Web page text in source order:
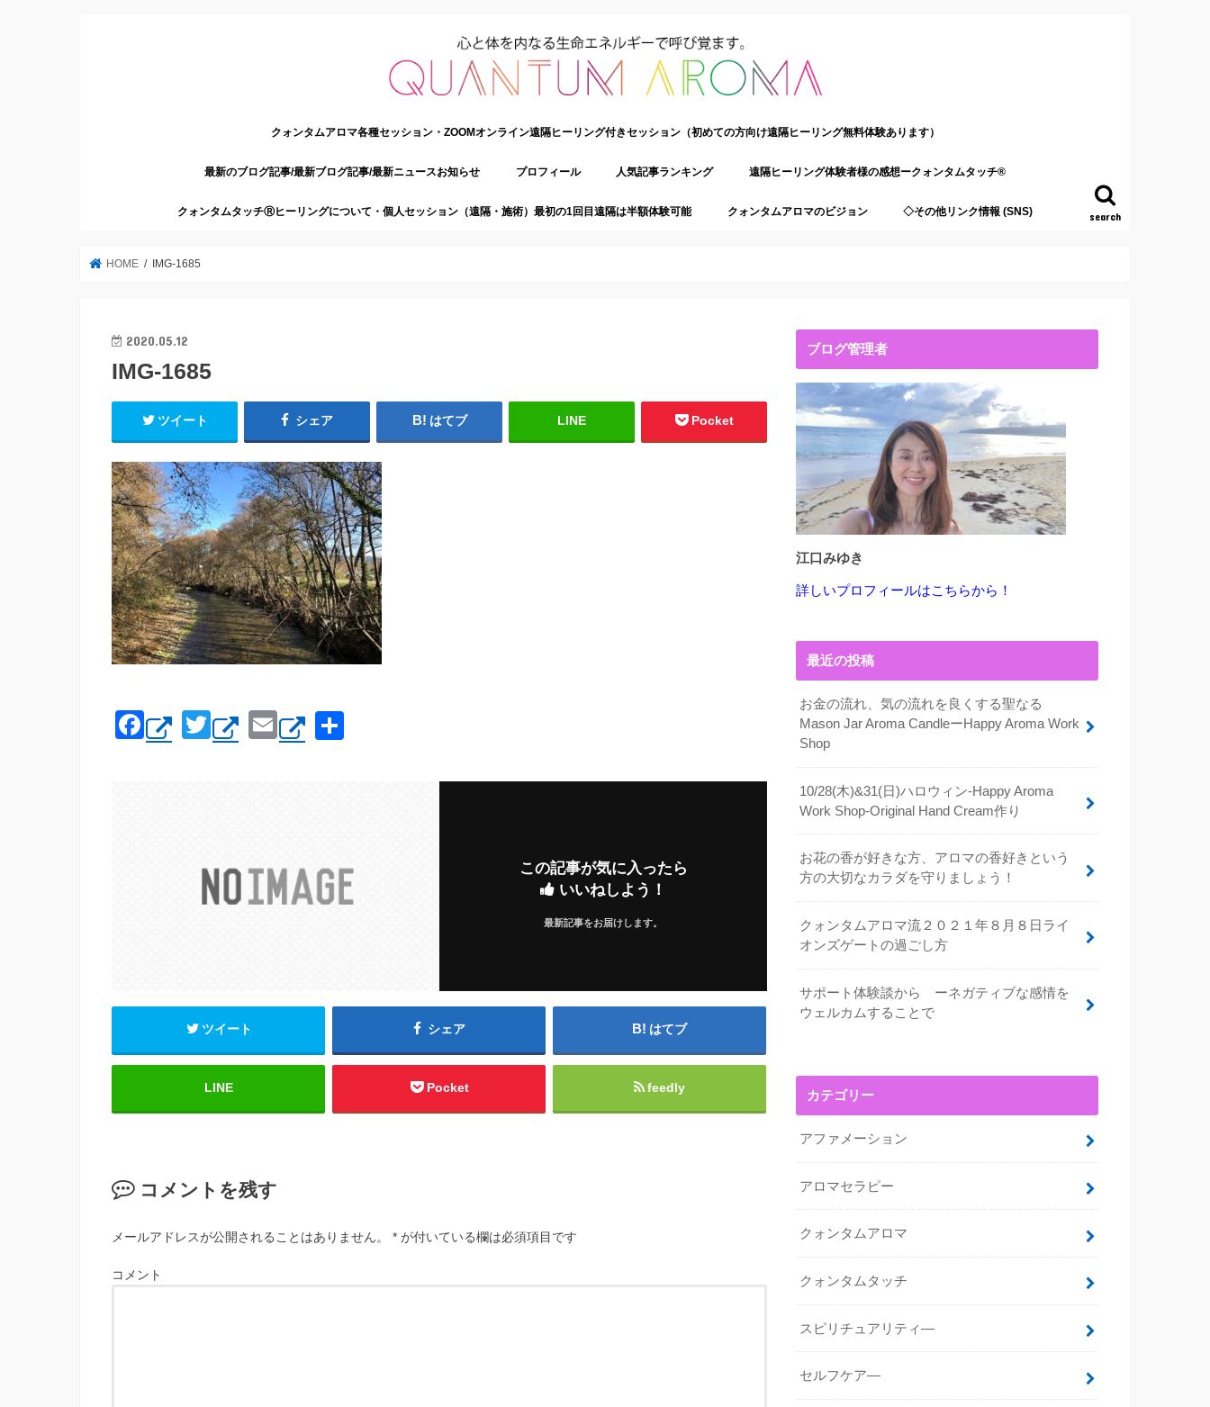
search
クォンタムアロマ各種セッション・ZOOMオンライン遠隔ヒーリング付きセッション（初めての方向け遠隔ヒーリング無料体験あります）
最新のブログ記事/最新ブログ記事/最新ニュースお知らせ プロフィール 人気記事ランキング 遠隔ヒーリング体験者様の感想ークォンタムタッチ®
クォンタムタッチⓇヒーリングについて・個人セッション（遠隔・施術）最初の1回目遠隔は半額体験可能 クォンタムアロマのビジョン ◇その他リンク情報 (SNS)
HOME IMG-1685
2020.05.12
IMG-1685
ツイート シェア はてブ LINE Pocket
F
a
T
wi
E
m
この記事が気に入ったら
いいねしよう！
最新記事をお届けします。
ツイート シェア はてブ
LINE Pocket feedly
コメントを残す
メールアドレスが公開されることはありません。 * が付いている欄は必須項目です
コメント
ブログ管理者
江口みゆき
詳しいプロフィールはこちらから！
最近の投稿
お金の流れ、気の流れを良くする聖なる
Mason Jar Aroma CandleーHappy Aroma Work
Shop
10/28(木)&31(日)ハロウィン-Happy Aroma
Work Shop-Original Hand Cream作り
お花の香が好きな方、アロマの香好きという
方の大切なカラダを守りましょう！
クォンタムアロマ流２０２１年８月８日ライ
オンズゲートの過ごし方
サポート体験談から ーネガティブな感情を
ウェルカムすることで
カテゴリー
アファメーション
アロマセラピー
クォンタムアロマ
クォンタムタッチ
スピリチュアリティ―
セルフケア―